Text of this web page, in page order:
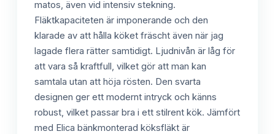
matos, även vid intensiv stekning.
Fläktkapaciteten är imponerande och den
klarade av att hålla köket fräscht även när jag
lagade flera rätter samtidigt. Ljudnivån är låg för
att vara så kraftfull, vilket gör att man kan
samtala utan att höja rösten. Den svarta
designen ger ett modernt intryck och känns
robust, vilket passar bra i ett stilrent kök. Jämfört
med Elica bänkmonterad köksfläkt är